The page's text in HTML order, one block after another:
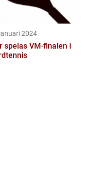
2024
spelas VM-finalen i